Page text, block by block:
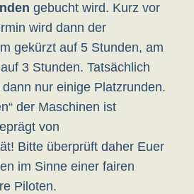
gebucht wird. Kurz vor
wird dann der
gekürzt auf 5 Stunden, am
3 Stunden. Tatsächlich
nur einige Platzrunden.
der Maschinen ist
von
Bitte überprüft daher Euer
im Sinne einer fairen
Piloten.